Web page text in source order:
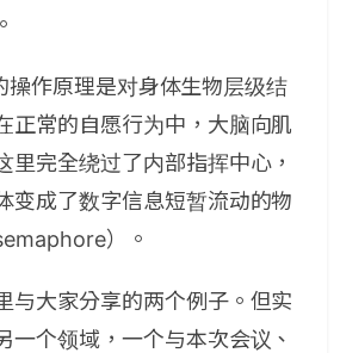
操作原理是对身体生物层级结
正常的自愿行为中，大脑向肌
里完全绕过了内部指挥中心，
变成了数字信息短暂流动的物
）。
与大家分享的两个例子。但实
一个领域，一个与本次会议、